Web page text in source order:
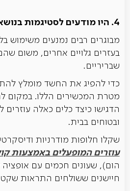
4. היו מודעים לסטיגמות בנושא טיפול בקשישים
מבוגרים רבים נמנעים משימוש
בעזרים גלויים אחרים, משום
שבריריים.
כדי להפיג את החשד מומלץ
מטרת המכשירים הללו. במקום
הדגישו כיצד כלים כאלה
ובטוחים בבית.
שקלו חלופות מודרניות
עוזרים המופעלים באמצעות
הום), שעונים חכמים עם אופציה
חיישנים ששולחים התראות